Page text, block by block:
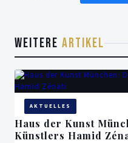
WEITERE ARTIKEL
AKTUELLES
Haus der Kunst
Künstlers Hamid